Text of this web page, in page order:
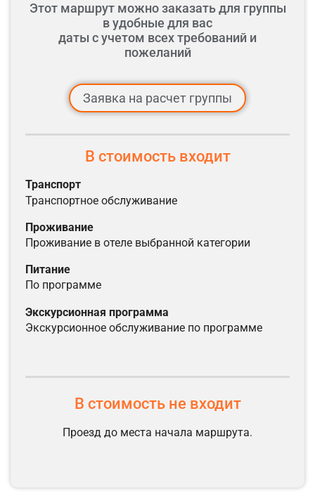
Ночлег в Гродно.
Расстояния: Минск – Лида 180 км, Лида - Гродно 110 км.
Этот маршрут можно заказать для группы
в удобные для вас
даты с учетом всех требований и
пожеланий
Заявка на расчет группы
В стоимость входит
транспорт
транспортное обслуживание
проживание
проживание в отеле выбранной категории
питание
по программе
экскурсионная программа
экскурсионное обслуживание по программе
В стоимость не входит
Проезд до места начала маршрута.